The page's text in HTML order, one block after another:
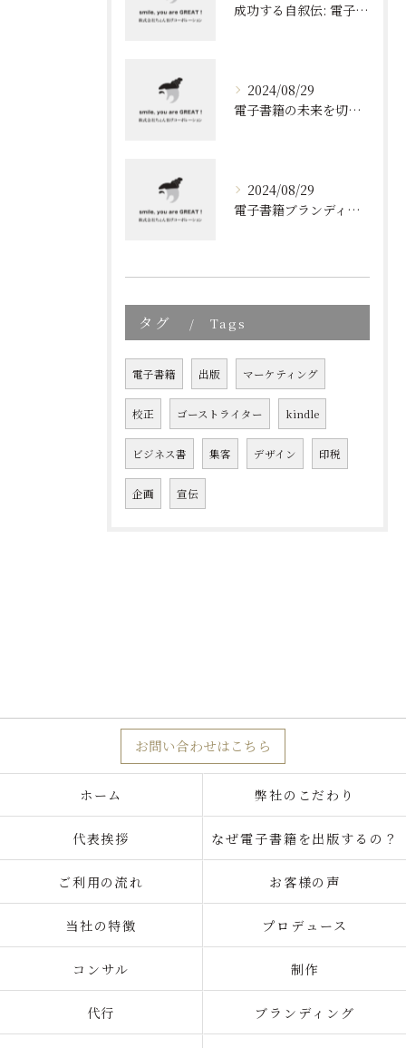
成功する自叙伝: 電子書籍ブランディングの新しい視点
2024/08/29
電子書籍の未来を切り開く！効果的なブランディングとリスト取りの技術
2024/08/29
電子書籍ブランディングの新しいアプローチ: 成功の秘訣とは?
タグ Tags
電子書籍 出版 マーケティング
校正 ゴーストライター kindle
ビジネス書 集客 デザイン 印税
企画 宣伝
お問い合わせはこちら
ホーム 弊社のこだわり
代表挨拶 なぜ電子書籍を出版するの？
ご利用の流れ お客様の声
当社の特徴 プロデュース
コンサル 制作
代行 ブランディング